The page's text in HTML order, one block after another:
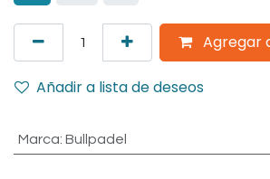
Agregar
Añadir a lista de deseos
Marca: Bullpadel